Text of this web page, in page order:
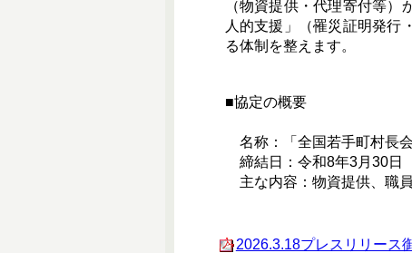
（物資提供・代理寄付等
人的支援」（罹災証明発行
る体制を整えます。
■協定の概要
名称：「全国若手町村長
締結日：令和8年3月30日
主な内容：物資提供、職
2026.3.18プレスリリース